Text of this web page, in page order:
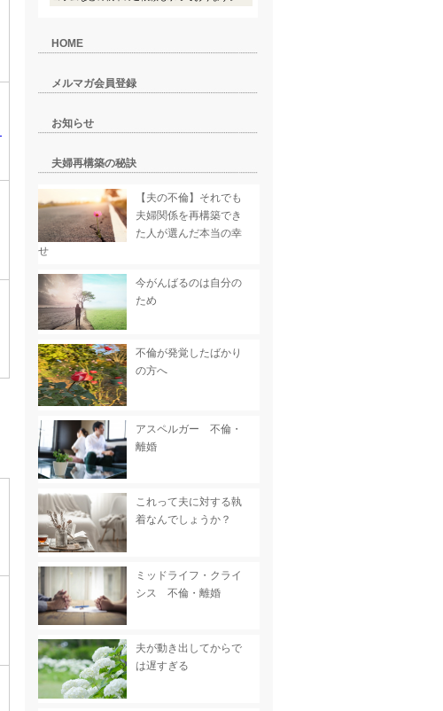
HOME
メルマガ会員登録
お知らせ
夫婦再構築の秘訣
【夫の不倫】それでも
夫婦関係を再構築でき
た人が選んだ本当の幸
せ
今がんばるのは自分の
ため
不倫が発覚したばかり
の方へ
アスペルガー 不倫・
離婚
これって夫に対する執
着なんでしょうか？
ミッドライフ・クライ
シス 不倫・離婚
夫が動き出してからで
は遅すぎる